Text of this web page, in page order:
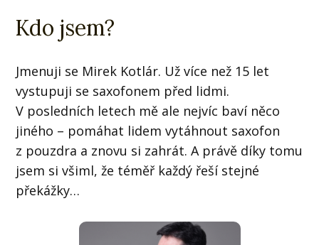
Kdo jsem?
Jmenuji se Mirek Kotlár. Už více než 15 let
vystupuji se saxofonem před lidmi.
V posledních letech mě ale nejvíc baví něco
jiného – pomáhat lidem vytáhnout saxofon
z pouzdra a znovu si zahrát. A právě díky tomu
jsem si všiml, že téměř každý řeší stejné
překážky…